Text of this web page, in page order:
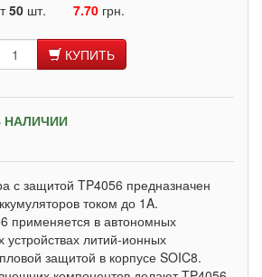
50 шт. 7.70 грн.
КУПИТЬ
НАЛИЧИИ
с защитой TP4056 предназначен
током до 1A.
применяется в автономных
литий-ионных
защитой в корпусе SOIC8.